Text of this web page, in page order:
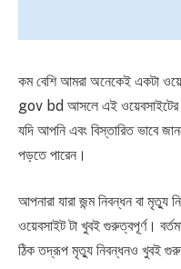
কম বেশি আমরা অনেকেই একটা
gov bd আসলে এই ওয়েবসাইটের
যদি আপনি এবং বিস্তারিত ভাবে
পড়তে পারেন।
আপনারা যারা জন্ম নিবন্ধন বা
ওয়েবসাইট টা খুবই গুরুত্বপূর্ণ।
ঠিক তদ্রূপ মৃত্যু নিবন্ধনও খুবই